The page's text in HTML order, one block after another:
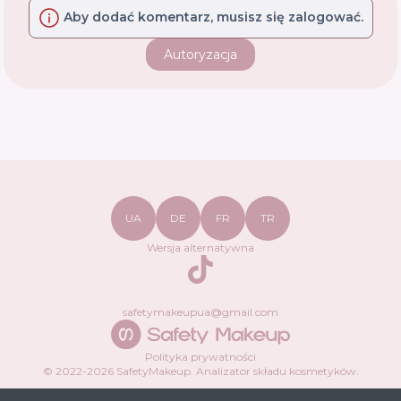
Aby dodać komentarz, musisz się zalogować.
Autoryzacja
Polityka prywatności
© 2022-2026SafetyMakeup. Analizator składu kosmetyków.
UA DE FR TR
Wersja alternatywna
TikTok
safetymakeupua@gmail.com